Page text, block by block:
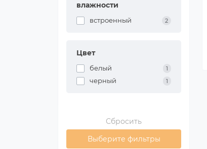
влажности
встроенный 2
Цвет
белый 1
черный 1
Сбросить
Выберите фильтры